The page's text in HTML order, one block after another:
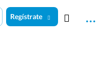
Regístrate